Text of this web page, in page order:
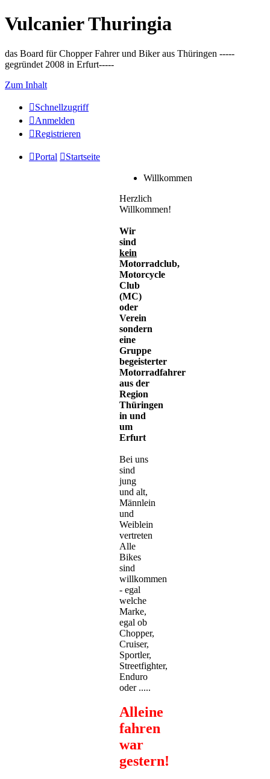
Vulcanier Thuringia
das Board für Chopper Fahrer und Biker aus Thüringen -----
gegründet 2008 in Erfurt-----
Zum Inhalt
Schnellzugriff
Anmelden
Registrieren
Portal Startseite
Willkommen
Herzlich
Willkommen!
Wir
sind
kein
Motorradclub,
Motorcycle
Club
(MC)
oder
Verein
sondern
eine
Gruppe
begeisterter
Motorradfahrer
aus der
Region
Thüringen
in und
um
Erfurt
Bei uns
sind
jung
und alt,
Männlein
und
Weiblein
vertreten
Alle
Bikes
sind
willkommen
- egal
welche
Marke,
egal ob
Chopper,
Cruiser,
Sportler,
Streetfighter,
Enduro
oder .....
Alleine
fahren
war
gestern!